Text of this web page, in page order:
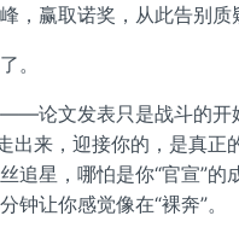
，赢取诺奖，从此告别
。
论文发表只是战斗的开
出来，迎接你的，是真
追星，哪怕是你“官宣”
钟让你感觉像在“裸奔”。